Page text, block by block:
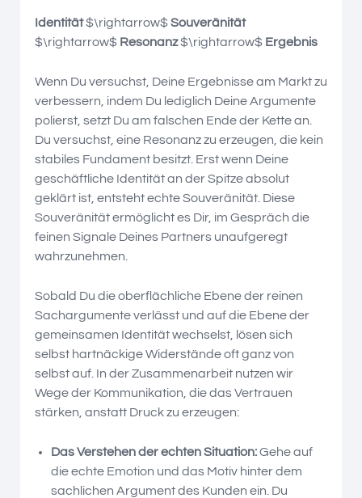
Identität$\rightarrow$Souveränität
$\rightarrow$ Resonanz$\rightarrow$ Ergebnis
Wenn Du versuchst, Deine Ergebnisse am Markt zu
verbessern, indem Du lediglich Deine Argumente
polierst, setzt Du am falschen Ende der Kette an.
Du versuchst, eine Resonanz zu erzeugen, die kein
stabiles Fundament besitzt. Erst wenn Deine
geschäftliche Identität an der Spitze absolut
geklärt ist, entsteht echte Souveränität. Diese
Souveränität ermöglicht es Dir, im Gespräch die
feinen Signale Deines Partners unaufgeregt
wahrzunehmen.
Sobald Du die oberflächliche Ebene der reinen
Sachargumente verlässt und auf die Ebene der
gemeinsamen Identität wechselst, lösen sich
selbst hartnäckige Widerstände oft ganz von
selbst auf. In der Zusammenarbeit nutzen wir
Wege der Kommunikation, die das Vertrauen
stärken, anstatt Druck zu erzeugen:
Das Verstehen der echten Situation:Gehe auf
die echte Emotion und das Motiv hinter dem
sachlichen Argument des Kunden ein. Du